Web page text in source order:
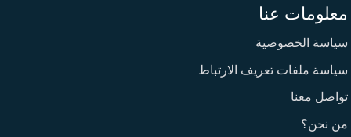
معلومات عنا
سياسة الخصوصية
سياسة ملفات تعريف الارتباط
تواصل معنا
من نحن؟